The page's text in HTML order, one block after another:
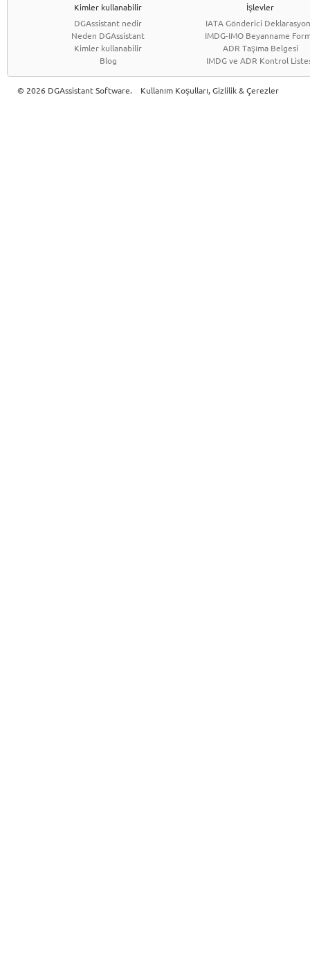
Kimler kullanabilir
DGAssistant nedir
Neden DGAssistant
Kimler kullanabilir
Blog
İşlevler
IATA Gönderici
IMDG-IMO Beyanname
ADR Taşıma Belgesi
IMDG ve ADR Kontrol
© 2026 DGAssistant Software. Kullanım Koşulları, Gizlilik & Çerezler